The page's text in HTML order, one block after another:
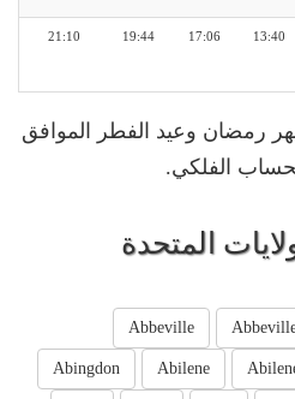
13:40
17:06
19:44
21:10
رمضان وعيد الفطر الموافق
الفلكي.
المتحدة
Abbeville
Abilene
Abingdon